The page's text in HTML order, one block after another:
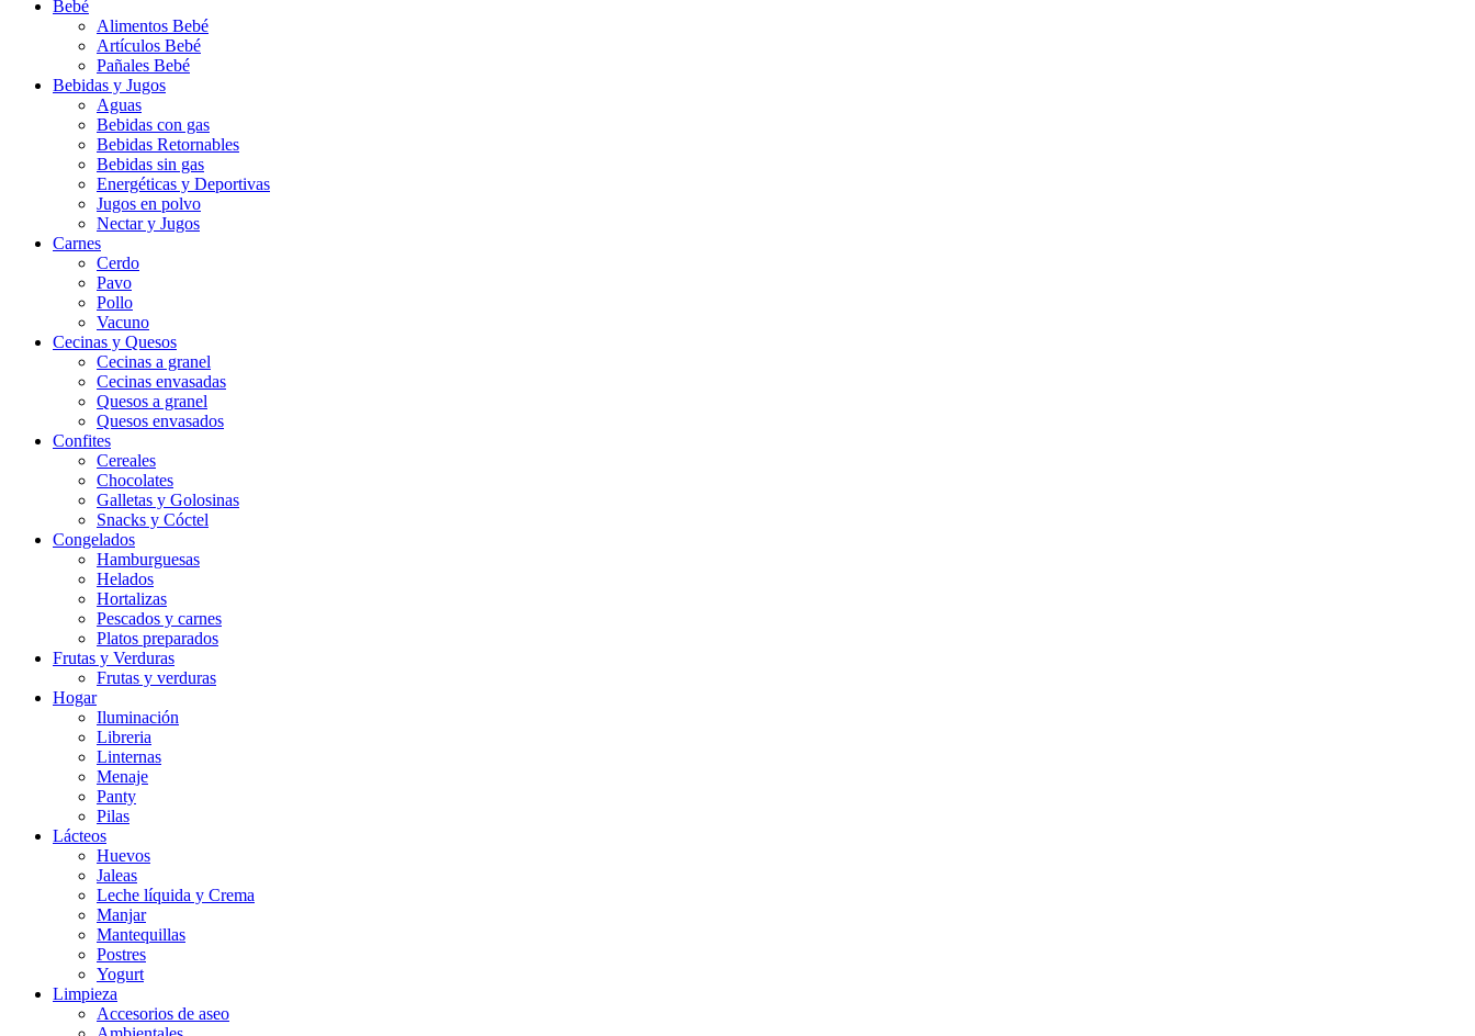
Bebé
Alimentos Bebé
Artículos Bebé
Pañales Bebé
Bebidas y Jugos
Aguas
Bebidas con gas
Bebidas Retornables
Bebidas sin gas
Energéticas y Deportivas
Jugos en polvo
Nectar y Jugos
Carnes
Cerdo
Pavo
Pollo
Vacuno
Cecinas y Quesos
Cecinas a granel
Cecinas envasadas
Quesos a granel
Quesos envasados
Confites
Cereales
Chocolates
Galletas y Golosinas
Snacks y Cóctel
Congelados
Hamburguesas
Helados
Hortalizas
Pescados y carnes
Platos preparados
Frutas y Verduras
Frutas y verduras
Hogar
Iluminación
Libreria
Linternas
Menaje
Panty
Pilas
Lácteos
Huevos
Jaleas
Leche líquida y Crema
Manjar
Mantequillas
Postres
Yogurt
Limpieza
Accesorios de aseo